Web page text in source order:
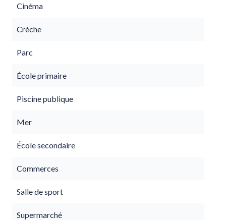
Cinéma
Crèche
Parc
École primaire
Piscine publique
Mer
École secondaire
Commerces
Salle de sport
Supermarché